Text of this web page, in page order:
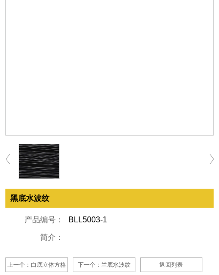
黑底水波纹
产品编号： BLL5003-1
简介：
上一个：白底立体方格 下一个：兰底水波纹 返回列表